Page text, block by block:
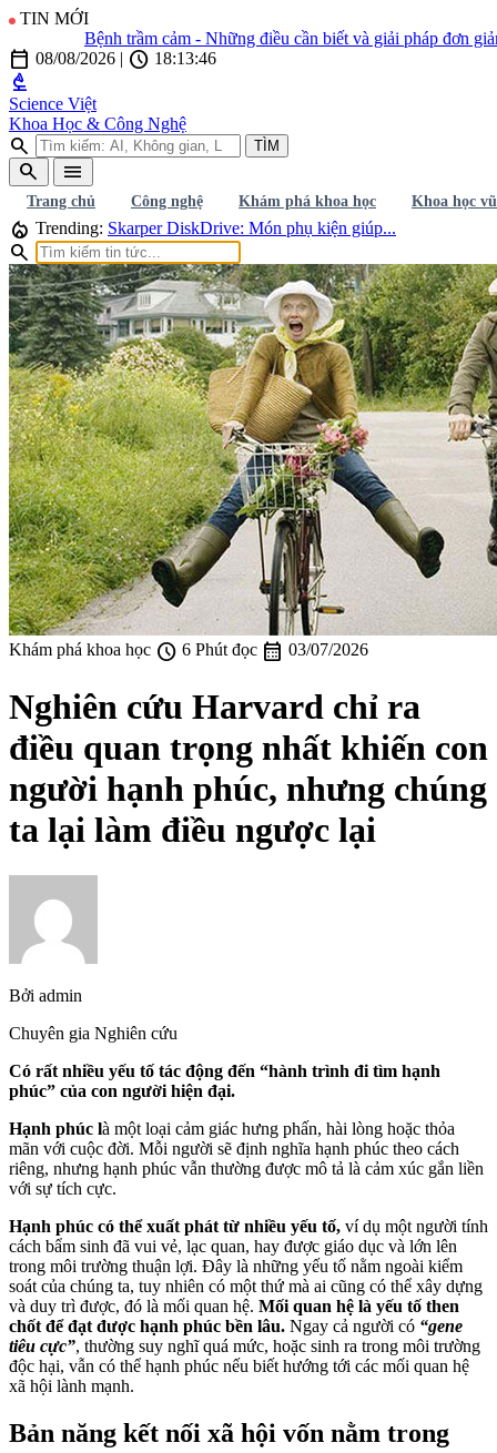
TIN MỚI
Bệnh trầm cảm - Những điều cần biết và giải pháp đơn giản
calendar_today 08/08/2026 | schedule 18:13:48
biotech
Science Việt
Khoa Học & Công Nghệ
search TÌM
search menu
Trang chủ Công nghệ Khám phá khoa học Khoa học
local_fire_department Trending: Skarper DiskDrive: Món phụ kiện giúp...
search
Khám phá khoa học schedule 6 Phút đọc calendar_month 03/07/2026
Nghiên cứu Harvard chỉ ra
điều quan trọng nhất khiến con
người hạnh phúc, nhưng chúng
ta lại làm điều ngược lại
Bởi admin
Chuyên gia Nghiên cứu
Có rất nhiều yếu tố tác động đến “hành trình đi tìm hạnh
phúc” của con người hiện đại.
Hạnh phúc là một loại cảm giác hưng phấn, hài lòng hoặc thỏa
mãn với cuộc đời. Mỗi người sẽ định nghĩa hạnh phúc theo cách
riêng, nhưng hạnh phúc vẫn thường được mô tả là cảm xúc gắn liền
với sự tích cực.
Hạnh phúc có thể xuất phát từ nhiều yếu tố, ví dụ một người tính
cách bẩm sinh đã vui vẻ, lạc quan, hay được giáo dục và lớn lên
trong môi trường thuận lợi. Đây là những yếu tố nằm ngoài kiểm
soát của chúng ta, tuy nhiên có một thứ mà ai cũng có thể xây dựng
và duy trì được, đó là mối quan hệ. Mối quan hệ là yếu tố then
chốt để đạt được hạnh phúc bền lâu. Ngay cả người có “gene
tiêu cực”, thường suy nghĩ quá mức, hoặc sinh ra trong môi trường
độc hại, vẫn có thể hạnh phúc nếu biết hướng tới các mối quan hệ
xã hội lành mạnh.
Bản năng kết nối xã hội vốn nằm trong